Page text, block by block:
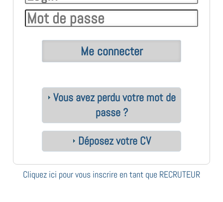
Vous avez perdu votre mot de
passe ?
Déposez votre CV
Cliquez ici pour vous inscrire en tant que RECRUTEUR